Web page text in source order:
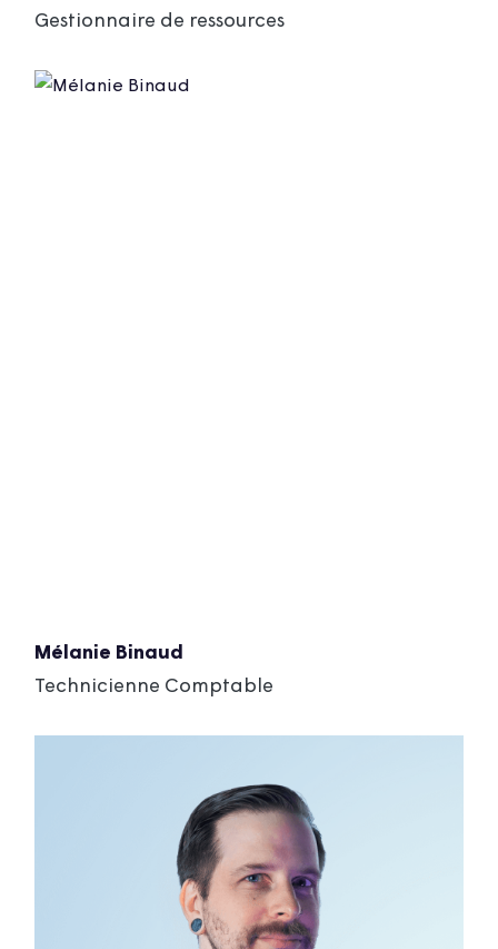
Gestionnaire de ressources
Mélanie Binaud
Technicienne Comptable